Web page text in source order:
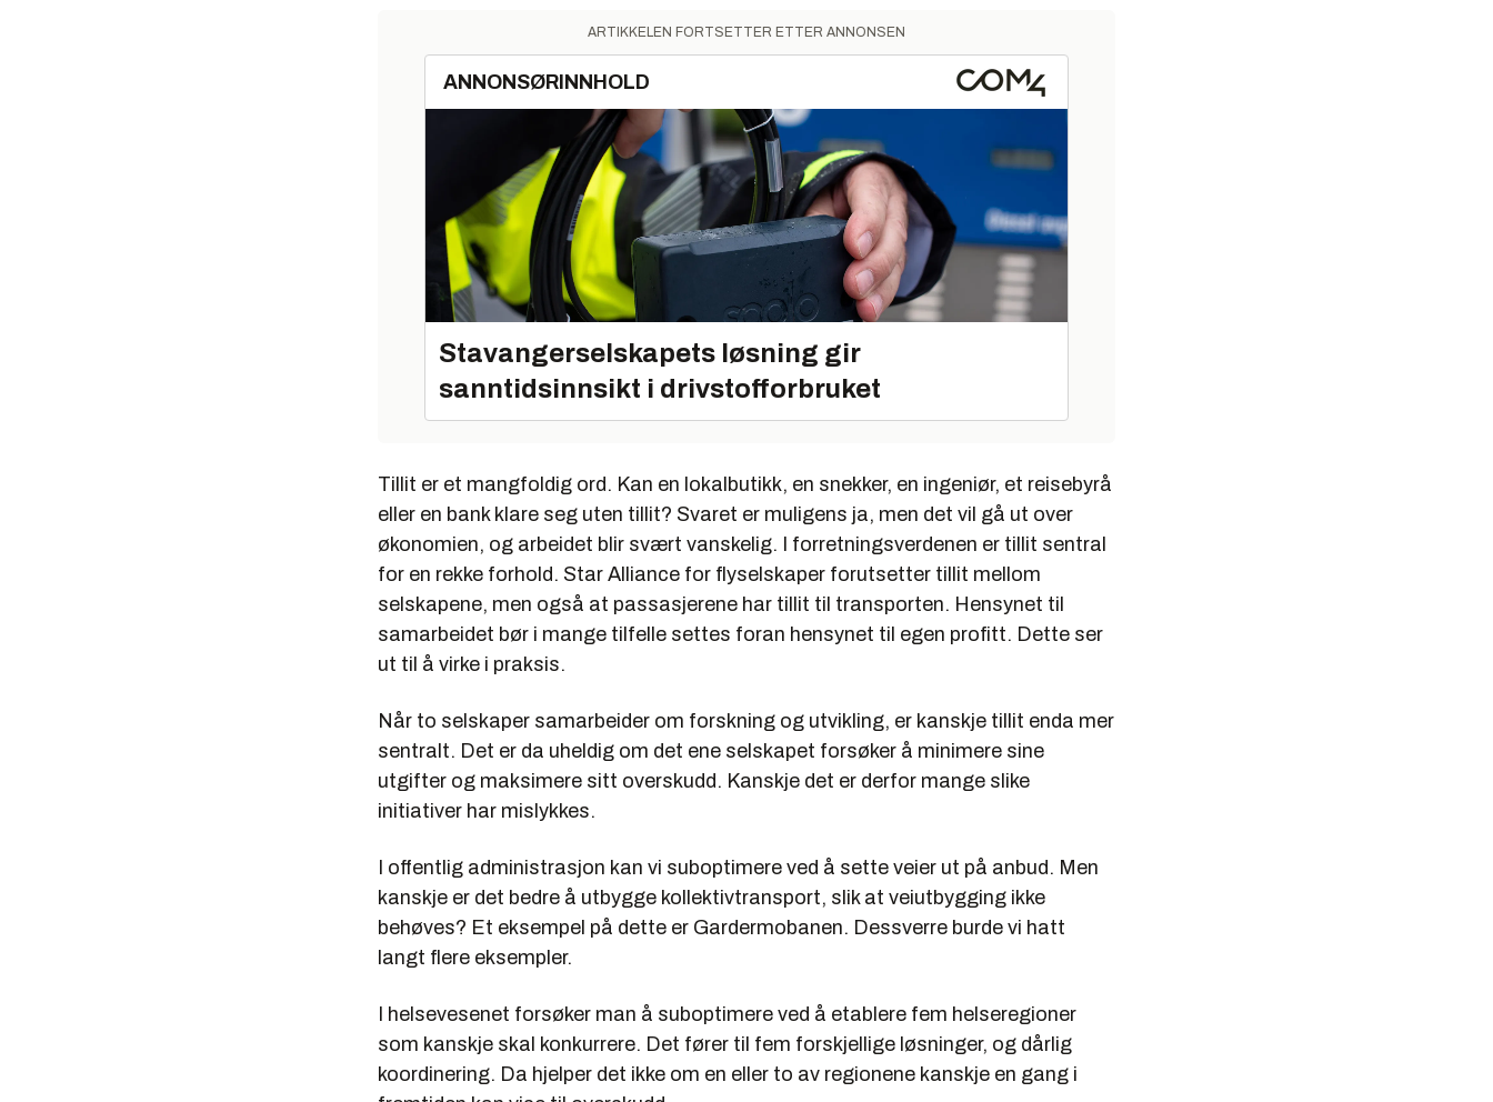
ARTIKKELEN FORTSETTER ETTER ANNONSEN
ANNONSØRINNHOLD
Stavangerselskapets løsning gir
sanntidsinnsikt i drivstofforbruket
Tillit er et mangfoldig ord. Kan en lokalbutikk, en snekker, en ingeniør, et reisebyrå
eller en bank klare seg uten tillit? Svaret er muligens ja, men det vil gå ut over
økonomien, og arbeidet blir svært vanskelig. I forretningsverdenen er tillit sentral
for en rekke forhold. Star Alliance for flyselskaper forutsetter tillit mellom
selskapene, men også at passasjerene har tillit til transporten. Hensynet til
samarbeidet bør i mange tilfelle settes foran hensynet til egen profitt. Dette ser
ut til å virke i praksis.
Når to selskaper samarbeider om forskning og utvikling, er kanskje tillit enda mer
sentralt. Det er da uheldig om det ene selskapet forsøker å minimere sine
utgifter og maksimere sitt overskudd. Kanskje det er derfor mange slike
initiativer har mislykkes.
I offentlig administrasjon kan vi suboptimere ved å sette veier ut på anbud. Men
kanskje er det bedre å utbygge kollektivtransport, slik at veiutbygging ikke
behøves? Et eksempel på dette er Gardermobanen. Dessverre burde vi hatt
langt flere eksempler.
I helsevesenet forsøker man å suboptimere ved å etablere fem helseregioner
som kanskje skal konkurrere. Det fører til fem forskjellige løsninger, og dårlig
koordinering. Da hjelper det ikke om en eller to av regionene kanskje en gang i